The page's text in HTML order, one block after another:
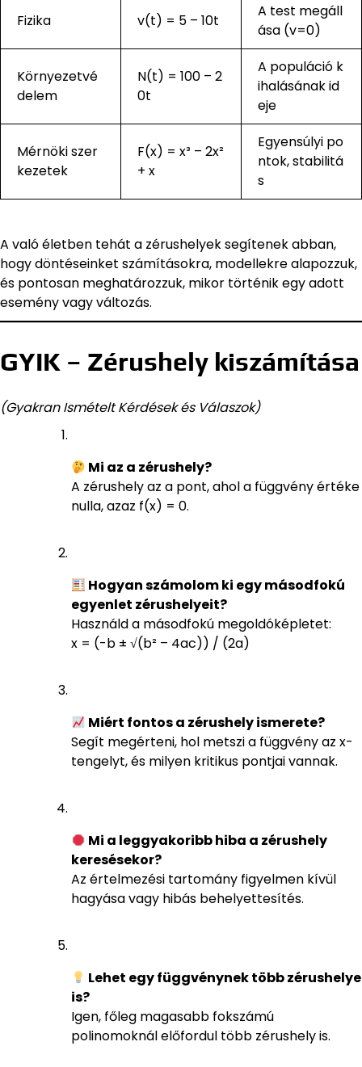
Fizika v(t) = 5 – 10t
A test megáll
ása (v=0)
Környezetvé
delem
N(t) = 100 – 2
0t
A populáció k
ihalásának id
eje
Mérnöki szer
kezetek
F(x) = x³ – 2x²
+ x
Egyensúlyi po
ntok, stabilitá
s
A való életben tehát a zérushelyek segítenek abban,
hogy döntéseinket számításokra, modellekre alapozzuk,
és pontosan meghatározzuk, mikor történik egy adott
esemény vagy változás.
GYIK – Zérushely kiszámítása
(Gyakran Ismételt Kérdések és Válaszok)
Mi az a zérushely?
A zérushely az a pont, ahol a függvény értéke
nulla, azaz f(x) = 0.
Hogyan számolom ki egy másodfokú
egyenlet zérushelyeit?
Használd a másodfokú megoldóképletet:
x = (-b ± √(b² – 4ac)) / (2a)
Miért fontos a zérushely ismerete?
Segít megérteni, hol metszi a függvény az x-
tengelyt, és milyen kritikus pontjai vannak.
Mi a leggyakoribb hiba a zérushely
keresésekor?
Az értelmezési tartomány figyelmen kívül
hagyása vagy hibás behelyettesítés.
Lehet egy függvénynek több zérushelye
is?
Igen, főleg magasabb fokszámú
polinomoknál előfordul több zérushely is.